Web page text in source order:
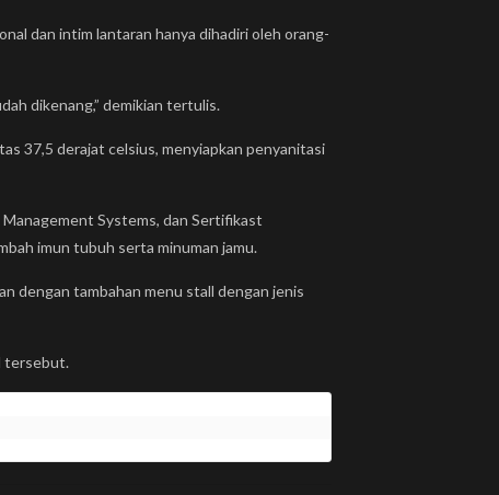
dan intim lantaran hanya dihadiri oleh orang-
dikenang,” demikian tertulis.
37,5 derajat celsius, menyiapkan penyanitasi
Systems, dan Sertifikast
imun tubuh serta minuman jamu.
dengan tambahan menu stall dengan jenis
tersebut.